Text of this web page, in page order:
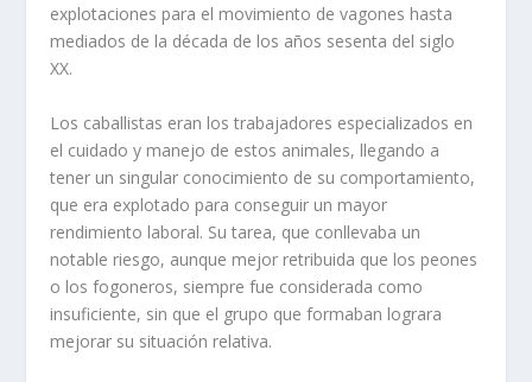
explotaciones para el movimiento de vagones hasta
media­dos de la década de los años sesenta del siglo
XX.
Los caballistas eran los trabajadores especializados en
el cuidado y ma­nejo de estos animales, llegando a
tener un singular conocimiento de su comportamiento,
que era explotado para conseguir un mayor
rendimiento laboral. Su tarea, que conllevaba un
notable riesgo, aunque mejor retribuida que los peones
o los fogoneros, siempre fue considerada como
insuficiente, sin que el grupo que formaban lograra
mejorar su situación relativa.